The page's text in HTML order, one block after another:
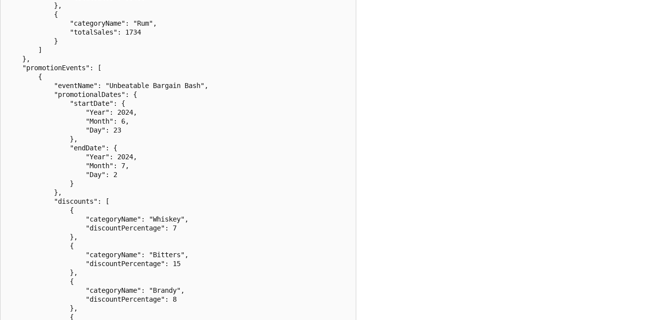
            },
            {
                "categoryName": "Rum",
                "totalSales": 1734
            }
        ]
    },
    "promotionEvents": [
        {
            "eventName": "Unbeatable Bargain Bash",
            "promotionalDates": {
                "startDate": {
                    "Year": 2024,
                    "Month": 6,
                    "Day": 23
                },
                "endDate": {
                    "Year": 2024,
                    "Month": 7,
                    "Day": 2
                }
            },
            "discounts": [
                {
                    "categoryName": "Whiskey",
                    "discountPercentage": 7
                },
                {
                    "categoryName": "Bitters",
                    "discountPercentage": 15
                },
                {
                    "categoryName": "Brandy",
                    "discountPercentage": 8
                },
                {